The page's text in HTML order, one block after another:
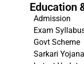
Education
Admission
Exam
Govt Scheme
Sarkari Yojana